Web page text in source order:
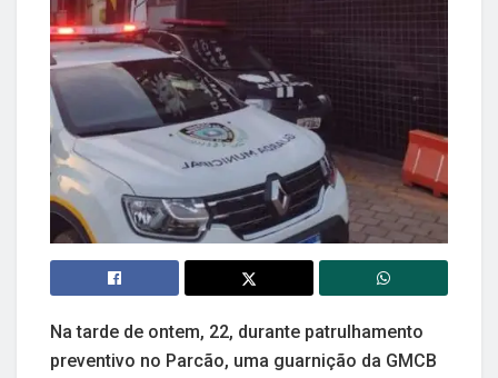
Na tarde de ontem, 22, durante patrulhamento
preventivo no Parcão, uma guarnição da GMCB